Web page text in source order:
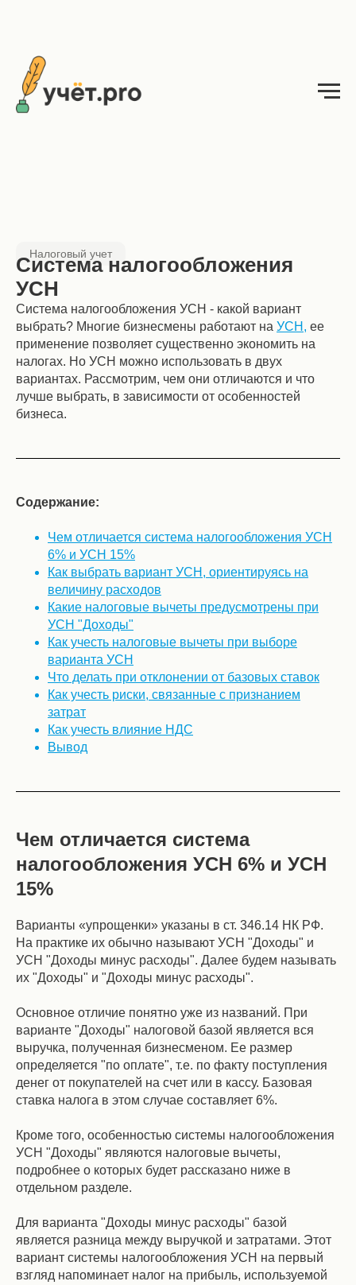
Налоговый учет
Система налогообложения
УСН
Система налогообложения УСН - какой вариант
выбрать? Многие бизнесмены работают на УСН, ее
применение позволяет существенно экономить на
налогах. Но УСН можно использовать в двух
вариантах. Рассмотрим, чем они отличаются и что
лучше выбрать, в зависимости от особенностей
бизнеса.
Содержание:
Чем отличается система налогообложения УСН
6% и УСН 15%
Как выбрать вариант УСН, ориентируясь на
величину расходов
Какие налоговые вычеты предусмотрены при
УСН "Доходы"
Как учесть налоговые вычеты при выборе
варианта УСН
Что делать при отклонении от базовых ставок
Как учесть риски, связанные с признанием
затрат
Как учесть влияние НДС
Вывод
Чем отличается система
налогообложения УСН 6% и УСН
15%
Варианты «упрощенки» указаны в ст. 346.14 НК РФ.
На практике их обычно называют УСН "Доходы" и
УСН "Доходы минус расходы". Далее будем называть
их "Доходы" и "Доходы минус расходы".
Основное отличие понятно уже из названий. При
варианте "Доходы" налоговой базой является вся
выручка, полученная бизнесменом. Ее размер
определяется "по оплате", т.е. по факту поступления
денег от покупателей на счет или в кассу. Базовая
ставка налога в этом случае составляет 6%.
Кроме того, особенностью системы налогообложения
УСН "Доходы" являются налоговые вычеты,
подробнее о которых будет рассказано ниже в
отдельном разделе.
Для варианта "Доходы минус расходы" базой
является разница между выручкой и затратами. Этот
вариант системы налогообложения УСН на первый
взгляд напоминает налог на прибыль, используемой